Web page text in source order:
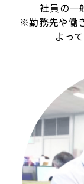
社員の一
※勤務先や働
よっ